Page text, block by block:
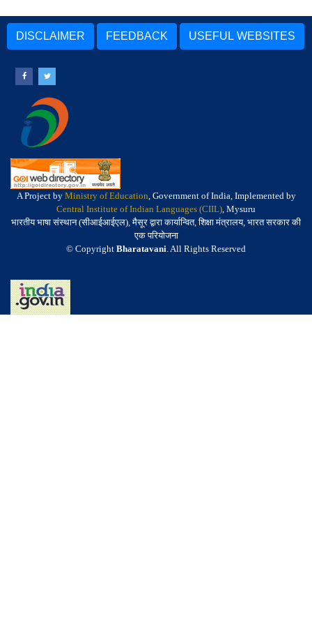
DISCLAIMER FEEDBACK USEFUL WEBSITES
A Project by Ministry of Education, Government of India, Implemented by
Central Institute of Indian Languages (CIIL), Mysuru
भारतीय भाषा संस्थान (सीआईआईएल), मैसूर द्वारा कार्यान्वित, शिक्षा मंत्रालय, भारत सरकार की
एक परियोजना
© Copyright Bharatavani. All Rights Reserved